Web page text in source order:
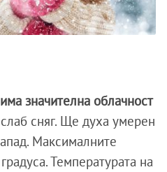
значителна облачност
сняг. Ще духа умерен
Максималните
Температурата на